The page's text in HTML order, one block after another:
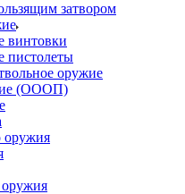
затвором
винтовки
пистолеты
оружие
(ОООП)
оружия
оружия